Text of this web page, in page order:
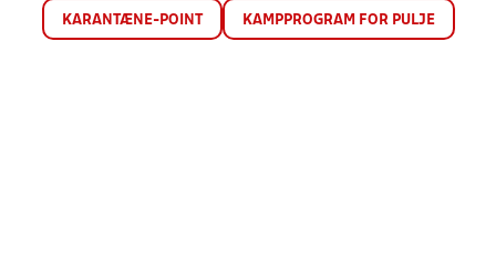
KARANTÆNE-POINT KAMPPROGRAM FOR PULJE